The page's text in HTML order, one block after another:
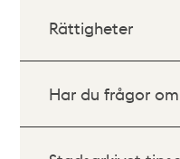
Rättigheter
Har du frågor